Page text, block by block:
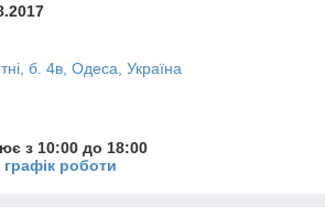
б. 4в, Одеса, Україна
з 10:00 до 18:00
роботи